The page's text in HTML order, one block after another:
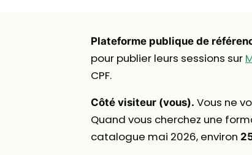
Plateforme publique de
pour publier leurs sessions sur
CPF.
Côté visiteur (vous). Vous ne
Quand vous cherchez une
catalogue mai 2026, environ